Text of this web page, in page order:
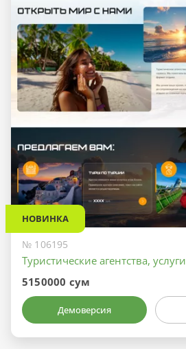
НОВИНКА
№ 106195
Туристические агентства, услуги
5150000 сум
Демоверсия